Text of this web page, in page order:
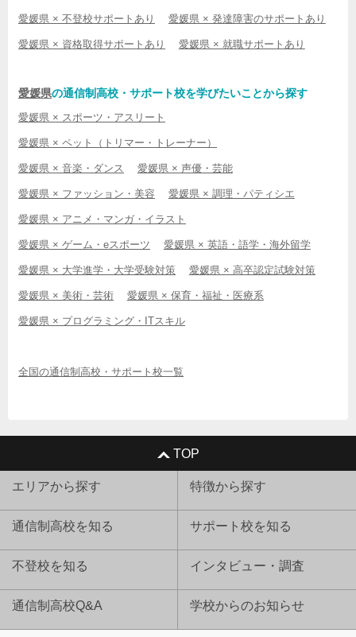
愛媛県 × 不登校サポートあり 愛媛県 × 発達障害のサポートあり
愛媛県 × 資格取得サポートあり 愛媛県 × 就職サポートあり
愛媛県の通信制高校・サポート校を学びたいことから探す
愛媛県 × スポーツ・アスリート
愛媛県 × ペット（トリマー・トレーナー）
愛媛県 × 音楽・ダンス 愛媛県 × 声優・芸能
愛媛県 × ファッション・美容 愛媛県 × 調理・パティシエ
愛媛県 × アニメ・マンガ・イラスト
愛媛県 × ゲーム・eスポーツ 愛媛県 × 英語・語学・海外留学
愛媛県 × 大学進学・大学受験対策 愛媛県 × 高卒認定試験対策
愛媛県 × 美術・芸術 愛媛県 × 保育・福祉・医療系
愛媛県 × プログラミング・ITスキル
全国の通信制高校・サポート校一覧
TOP
エリアから探す 特徴から探す
通信制高校を知る サポート校を知る
不登校を知る インタビュー・調査
通信制高校Q&A 学校からのお知らせ